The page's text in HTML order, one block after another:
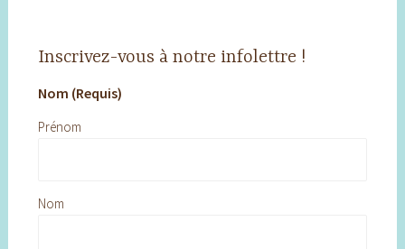
Inscrivez-vous à notre infolettre !
Nom (Requis)
Prénom
Nom